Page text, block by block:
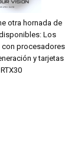
otra hornada de
Los
con procesadores
y tarjetas